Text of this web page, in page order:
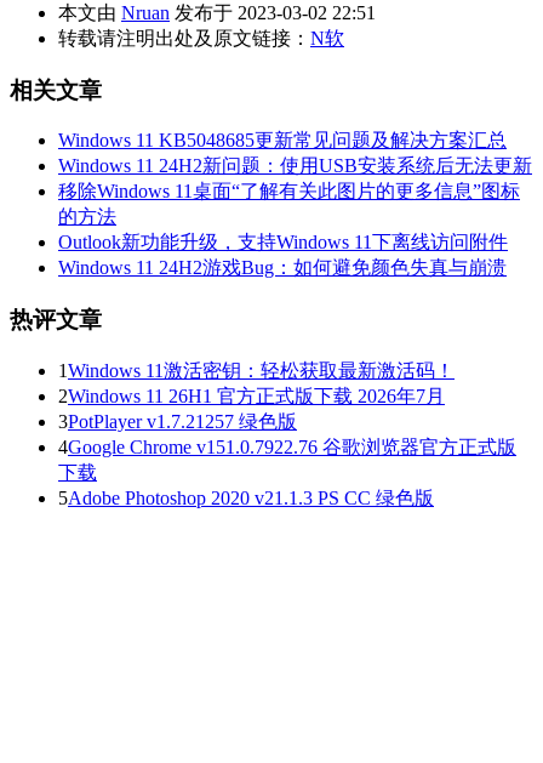
本文由 Nruan 发布于 2023-03-02 22:51
转载请注明出处及原文链接： N软
相关文章
Windows 11 KB5048685更新常见问题及解决方案汇总
Windows 11 24H2新问题：使用USB安装系统后无法更新
移除Windows 11桌面“了解有关此图片的更多信息”图标
的方法
Outlook新功能升级，支持Windows 11下离线访问附件
Windows 11 24H2游戏Bug：如何避免颜色失真与崩溃
热评文章
1Windows 11激活密钥：轻松获取最新激活码！
2Windows 11 26H1 官方正式版下载 2026年7月
3PotPlayer v1.7.21257 绿色版
4Google Chrome v151.0.7922.76 谷歌浏览器官方正式版
下载
5Adobe Photoshop 2020 v21.1.3 PS CC 绿色版